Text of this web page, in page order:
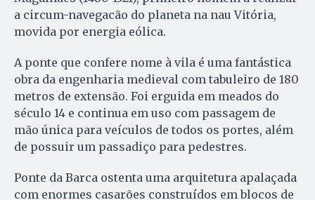
a circum-navegacão do planeta na nau Vitória,
movida por energia eólica.
A ponte que confere nome à vila é uma fantástica
obra da engenharia medieval com tabuleiro de 180
metros de extensão. Foi erguida em meados do
século 14 e continua em uso com passagem de
mão única para veículos de todos os portes, além
de possuir um passadiço para pedestres.
Ponte da Barca ostenta uma arquitetura apalaçada
com enormes casarões construídos em blocos de